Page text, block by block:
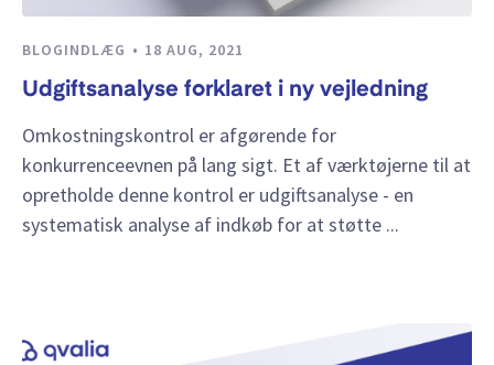
BLOGINDLÆG 18 AUG, 2021
Udgiftsanalyse forklaret i ny vejledning
Omkostningskontrol er afgørende for
konkurrenceevnen på lang sigt. Et af værktøjerne til at
opretholde denne kontrol er udgiftsanalyse - en
systematisk analyse af indkøb for at støtte ...